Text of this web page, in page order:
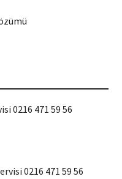
0216 471 59 56
0216 471 59 56